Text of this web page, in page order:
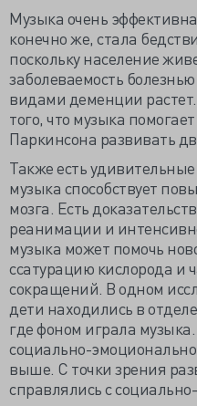
Музыка очень
конечно же, стала
поскольку население
заболеваемость
видами деменции
того, что музыка
Паркинсона развивать
Также есть удивительные
музыка способствует
мозга. Есть
реанимации и
музыка может помочь
ссатурацию кислорода и
сокращений. В одном
дети находились в
где фоном играла
социально-
выше. С точки зрения
справлялись с